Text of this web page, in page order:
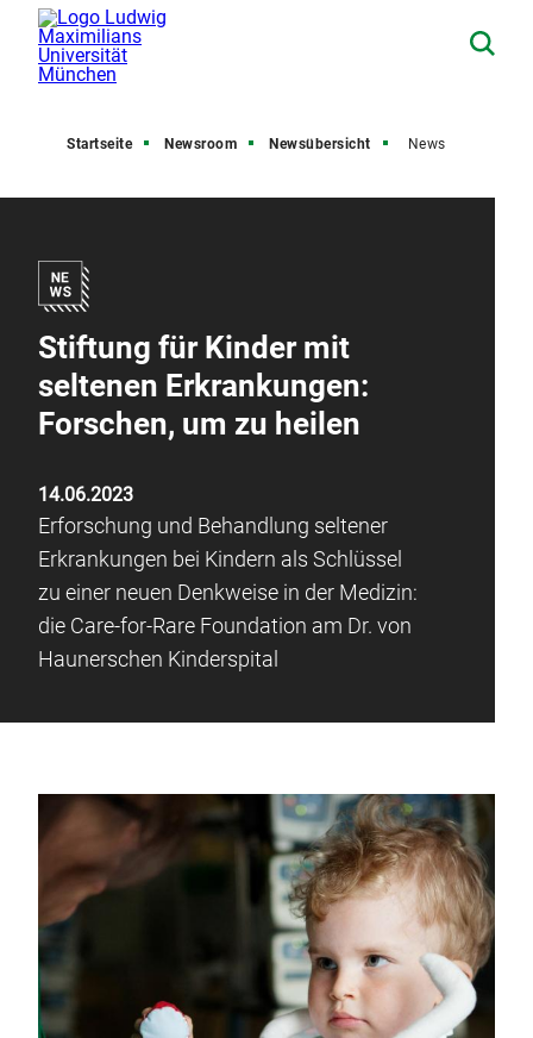
Startseite Newsroom Newsübersicht News
Stiftung für Kinder mit
seltenen Erkrankungen:
Forschen, um zu heilen
14.06.2023
Erforschung und Behandlung seltener
Erkrankungen bei Kindern als Schlüssel
zu einer neuen Denkweise in der Medizin:
die Care-for-Rare Foundation am Dr. von
Haunerschen Kinderspital